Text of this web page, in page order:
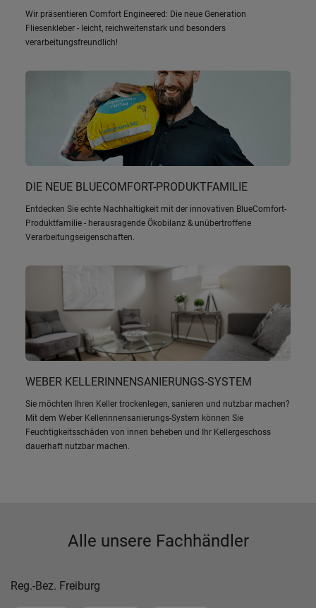
Wir präsentieren Comfort Engineered: Die neue Generation
Fliesenkleber - leicht, reichweitenstark und besonders
verarbeitungsfreundlich!
DIE NEUE BLUECOMFORT-PRODUKTFAMILIE
Entdecken Sie echte Nachhaltigkeit mit der innovativen BlueComfort-
Produktfamilie - herausragende Ökobilanz & unübertroffene
Verarbeitungseigenschaften.
WEBER KELLERINNENSANIERUNGS-SYSTEM
Sie möchten Ihren Keller trockenlegen, sanieren und nutzbar machen?
Mit dem Weber Kellerinnensanierungs-System können Sie
Feuchtigkeitsschäden von innen beheben und Ihr Kellergeschoss
dauerhaft nutzbar machen.
Alle unsere Fachhändler
Reg.-Bez. Freiburg